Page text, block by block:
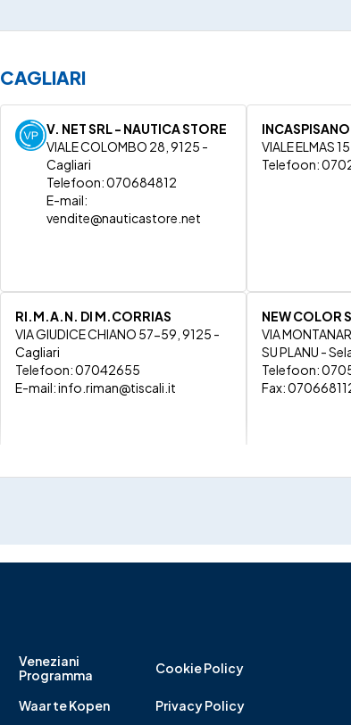
CAGLIARI
V. NET SRL - NAUTICA STORE
VIALE COLOMBO 28, 9125 -
Cagliari
Telefoon: 070684812
E-mail:
vendite@nauticastore.net
INCASPISANO
VIALE ELMAS
Telefoon:
RI.M.A.N. DI M.CORRIAS
VIA GIUDICE CHIANO 57-59, 9125 -
Cagliari
Telefoon: 07042655
E-mail:info.riman@tiscali.it
NEW COLOR
VIA
SU PLANU -
Telefoon:
Fax:
VIA ROMA 101, 09124 - Cagliari
Veneziani
Programma
Waar te Kopen
Cookie Policy
Privacy Policy